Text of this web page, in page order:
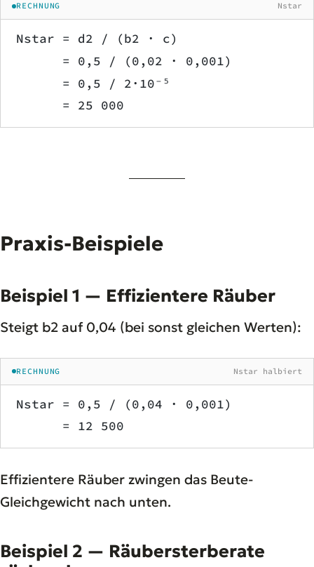
RECHNUNG Nstar
Nstar = d2 / (b2 · c)
      = 0,5 / (0,02 · 0,001)
      = 0,5 / 2·10⁻⁵
      = 25 000
Praxis-Beispiele
Beispiel 1 — Effizientere Räuber
Steigt b2 auf 0,04 (bei sonst gleichen Werten):
RECHNUNG Nstar halbiert
Nstar = 0,5 / (0,04 · 0,001)
      = 12 500
Effizientere Räuber zwingen das Beute-
Gleichgewicht nach unten.
Beispiel 2 — Räubersterberate